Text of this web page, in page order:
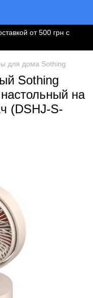
от 500 грн с
для дома Sothing
Sothing
на
(DSHJ-S-